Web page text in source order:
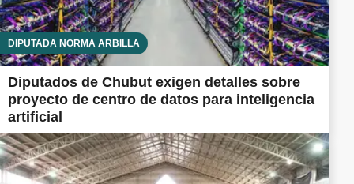
DIPUTADA NORMA ARBILLA
Diputados de Chubut exigen detalles sobre
proyecto de centro de datos para inteligencia
artificial